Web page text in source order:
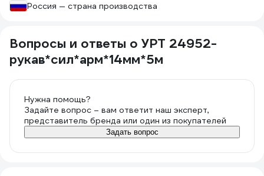
Россия — страна производства
Вопросы и ответы о УРТ 24952-
рукав*сил*арм*14мм*5м
Нужна помощь?
Задайте вопрос – вам ответит наш эксперт,
представитель бренда или один из покупателей
Задать вопрос